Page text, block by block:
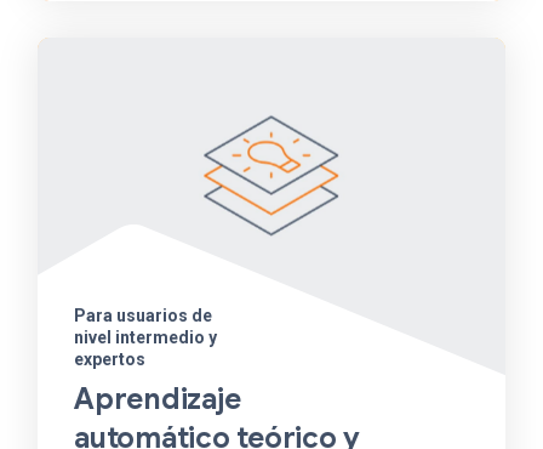
Para usuarios de
nivel intermedio y
expertos
Aprendizaje
automático teórico y